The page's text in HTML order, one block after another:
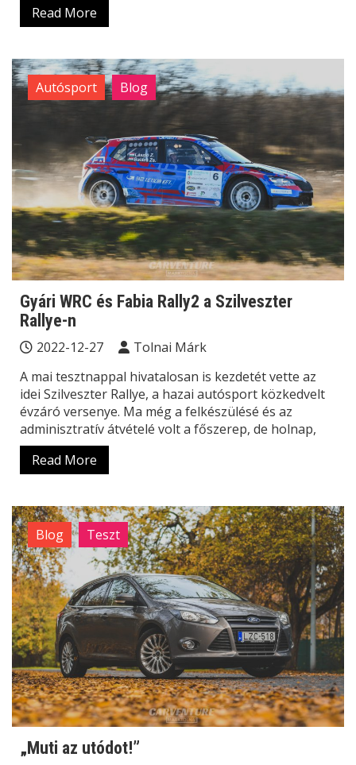
Read More
Autósport Blog
Gyári WRC és Fabia Rally2 a Szilveszter
Rallye-n
2022-12-27
Tolnai Márk
A mai tesztnappal hivatalosan is kezdetét vette az
idei Szilveszter Rallye, a hazai autósport közkedvelt
évzáró versenye. Ma még a felkészülésé és az
adminisztratív átvételé volt a főszerep, de holnap,
Read More
Blog Teszt
„Muti az utódot!”